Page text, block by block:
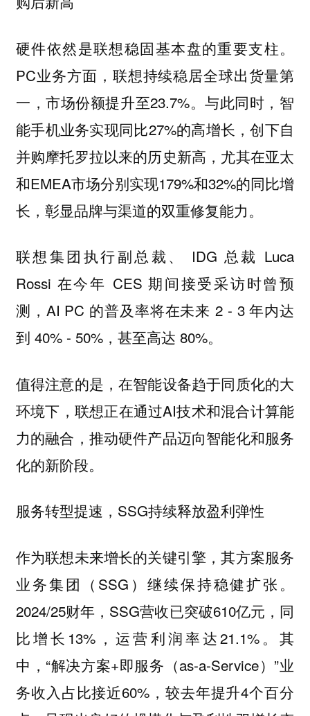
硬件依然是联想稳固基本盘的重要支柱。
PC业务方面，联想持续稳居全球出货量第
一，市场份额提升至23.7%。与此同时，智
能手机业务实现同比27%的高增长，创下自
并购摩托罗拉以来的历史新高，尤其在亚太
和EMEA市场分别实现179%和32%的同比增
长，彰显品牌与渠道的双重修复能力。
联想集团执行副总裁、 IDG 总裁 Luca
Rossi 在今年 CES 期间接受采访时曾预
测，AI PC 的普及率将在未来 2 - 3 年内达
到 40% - 50%，甚至高达 80%。
值得注意的是，在智能设备趋于同质化的大
环境下，联想正在通过AI技术和混合计算能
力的融合，推动硬件产品迈向智能化和服务
化的新阶段。
服务转型提速，SSG持续释放盈利弹性
作为联想未来增长的关键引擎，其方案服务
业务集团（SSG）继续保持稳健扩张。
2024/25财年，SSG营收已突破610亿元，同
比增长13%，运营利润率达21.1%。其
中，“解决方案+即服务（as-a-Service）”业
务收入占比接近60%，较去年提升4个百分